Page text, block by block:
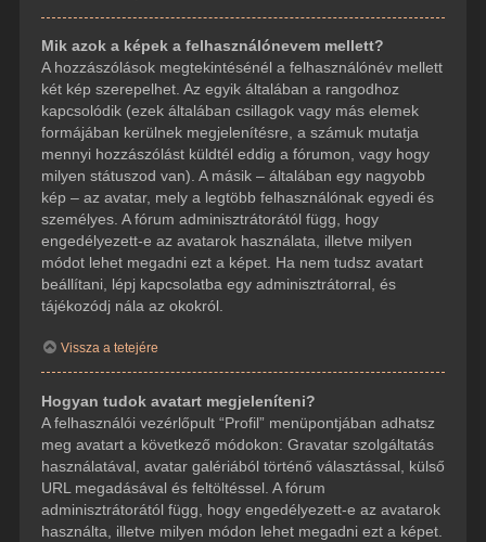
Mik azok a képek a felhasználónevem mellett?
A hozzászólások megtekintésénél a felhasználónév mellett
két kép szerepelhet. Az egyik általában a rangodhoz
kapcsolódik (ezek általában csillagok vagy más elemek
formájában kerülnek megjelenítésre, a számuk mutatja
mennyi hozzászólást küldtél eddig a fórumon, vagy hogy
milyen státuszod van). A másik – általában egy nagyobb
kép – az avatar, mely a legtöbb felhasználónak egyedi és
személyes. A fórum adminisztrátorától függ, hogy
engedélyezett-e az avatarok használata, illetve milyen
módot lehet megadni ezt a képet. Ha nem tudsz avatart
beállítani, lépj kapcsolatba egy adminisztrátorral, és
tájékozódj nála az okokról.
Vissza a tetejére
Hogyan tudok avatart megjeleníteni?
A felhasználói vezérlőpult “Profil” menüpontjában adhatsz
meg avatart a következő módokon: Gravatar szolgáltatás
használatával, avatar galériából történő választással, külső
URL megadásával és feltöltéssel. A fórum
adminisztrátorától függ, hogy engedélyezett-e az avatarok
használta, illetve milyen módon lehet megadni ezt a képet.